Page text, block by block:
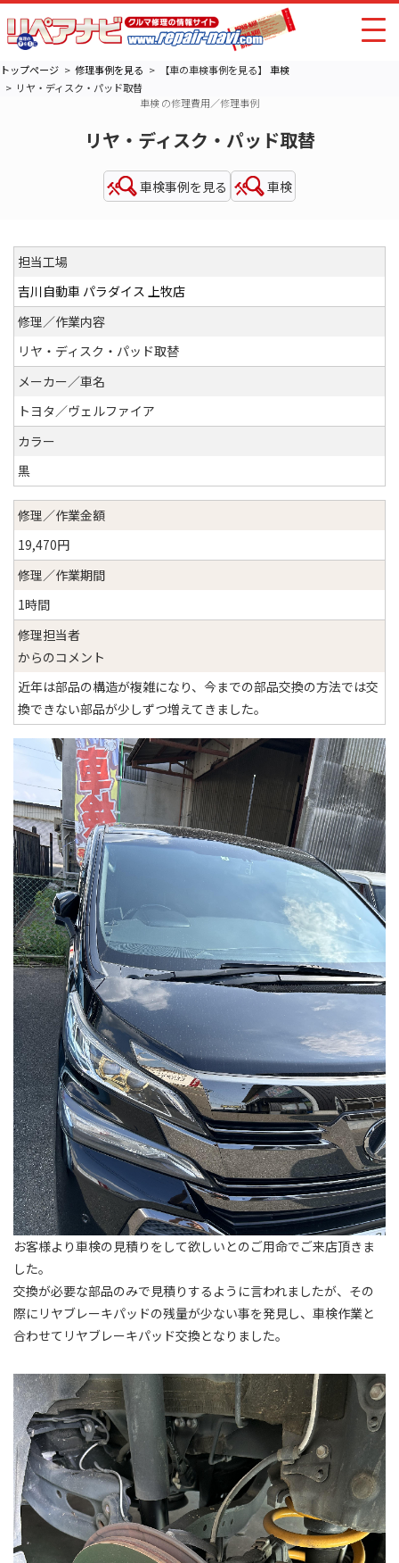
トップページ 修理事例を見る 【車の車検事例を見る】車検
リヤ・ディスク・パッド取替
車検 の修理費用／修理事例
リヤ・ディスク・パッド取替
車検事例を見る 車検
担当工場
吉川自動車 パラダイス 上牧店
修理／作業内容
リヤ・ディスク・パッド取替
メーカー／車名
トヨタ／ヴェルファイア
カラー
黒
修理／作業金額
19,470円
修理／作業期間
1時間
修理担当者
からのコメント
近年は部品の構造が複雑になり、今までの部品交換の方法では交
換できない部品が少しずつ増えてきました。
お客様より車検の見積りをして欲しいとのご用命でご来店頂きま
した。
交換が必要な部品のみで見積りするように言われましたが、その
際にリヤブレーキパッドの残量が少ない事を発見し、車検作業と
合わせてリヤブレーキパッド交換となりました。